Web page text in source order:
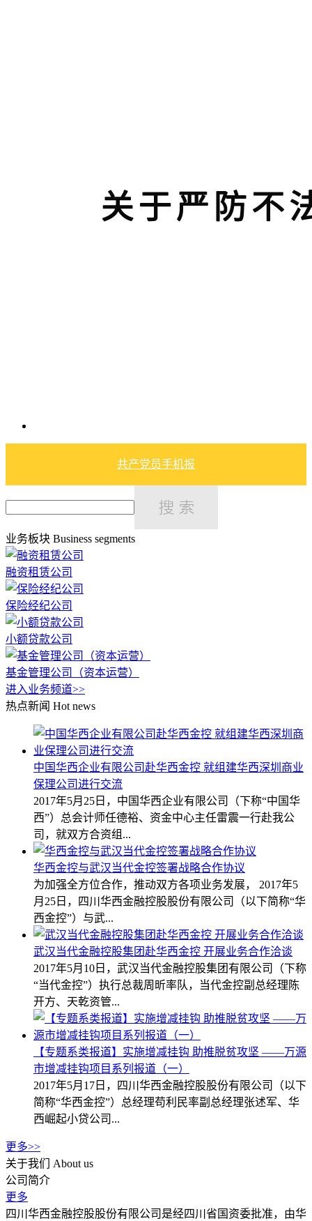
共产党员手机报
业务板块 Business segments
融资租赁公司
保险经纪公司
小额贷款公司
基金管理公司（资本运营）
进入业务频道>>
热点新闻 Hot news
中国华西企业有限公司赴华西金控 就组建华西深圳商业
保理公司进行交流
2017年5月25日，中国华西企业有限公司（下称“中国华
西”）总会计师任德裕、资金中心主任雷震一行赴我公
司，就双方合资组...
华西金控与武汉当代金控签署战略合作协议
为加强全方位合作，推动双方各项业务发展， 2017年5
月25日，四川华西金融控股股份有限公司（以下简称“华
西金控”）与武...
武汉当代金融控股集团赴华西金控 开展业务合作洽谈
2017年5月10日，武汉当代金融控股集团有限公司（下称
“当代金控”）执行总裁周昕率队，当代金控副总经理陈
开方、天乾资管...
【专题系类报道】实施增减挂钩 助推脱贫攻坚 ——万源
市增减挂钩项目系列报道（一）
2017年5月17日，四川华西金融控股股份有限公司（以下
简称“华西金控”）总经理苟利民率副总经理张述军、华
西崛起小贷公司...
更多>>
关于我们
About us
公司简介
更多
四川华西金融控股股份有限公司是经四川省国资委批准，由华